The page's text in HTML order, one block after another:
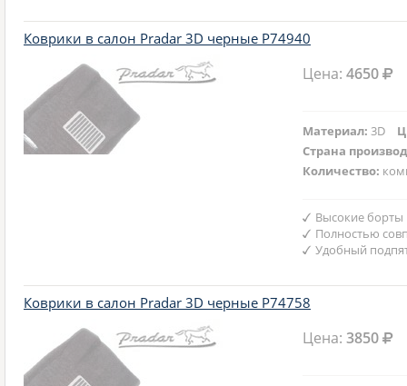
Коврики в салон Pradar 3D черные P74940
Цена:4650
Материал:3D
Страна
Количество:
Высокие борты
Полностью
Удобный
Коврики в салон Pradar 3D черные P74758
Цена:3850